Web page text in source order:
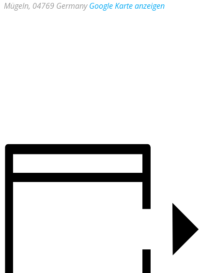
Mügeln, 04769 Germany Google Karte anzeigen